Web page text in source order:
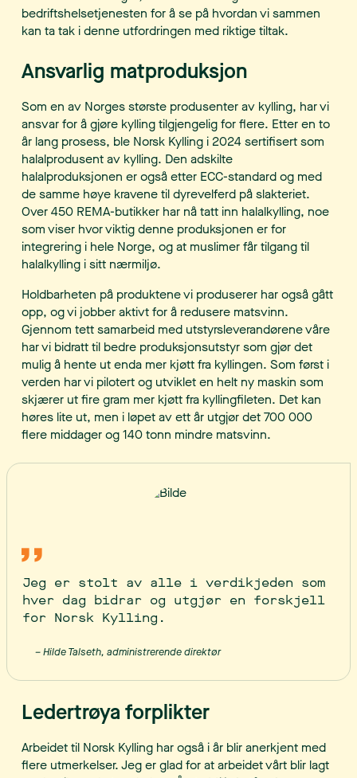
bedriftshelsetjenesten for å se på hvordan vi sammen
kan ta tak i denne utfordringen med riktige tiltak.
Ansvarlig matproduksjon
Som en av Norges største produsenter av kylling, har vi
ansvar for å gjøre kylling tilgjengelig for flere. Etter en to
år lang prosess, ble Norsk Kylling i 2024 sertifisert som
halalprodusent av kylling. Den adskilte
halalproduksjonen er også etter ECC-standard og med
de samme høye kravene til dyrevelferd på slakteriet.
Over 450 REMA-butikker har nå tatt inn halalkylling, noe
som viser hvor viktig denne produksjonen er for
integrering i hele Norge, og at muslimer får tilgang til
halalkylling i sitt nærmiljø.
Holdbarheten på produktene vi produserer har også gått
opp, og vi jobber aktivt for å redusere matsvinn.
Gjennom tett samarbeid med utstyrsleverandørene våre
har vi bidratt til bedre produksjonsutstyr som gjør det
mulig å hente ut enda mer kjøtt fra kyllingen. Som først i
verden har vi pilotert og utviklet en helt ny maskin som
skjærer ut fire gram mer kjøtt fra kyllingfileten. Det kan
høres lite ut, men i løpet av ett år utgjør det 700 000
flere middager og 140 tonn mindre matsvinn.
Jeg er stolt av alle i verdikjeden som
hver dag bidrar og utgjør en forskjell
for Norsk Kylling.
– Hilde Talseth, administrerende direktør
Ledertrøya forplikter
Arbeidet til Norsk Kylling har også i år blir anerkjent med
flere utmerkelser. Jeg er glad for at arbeidet vårt blir lagt